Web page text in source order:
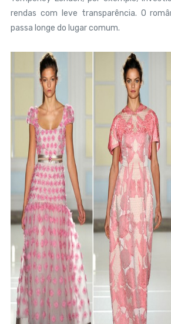
rendas com leve transparência. O
passa longe do lugar comum.